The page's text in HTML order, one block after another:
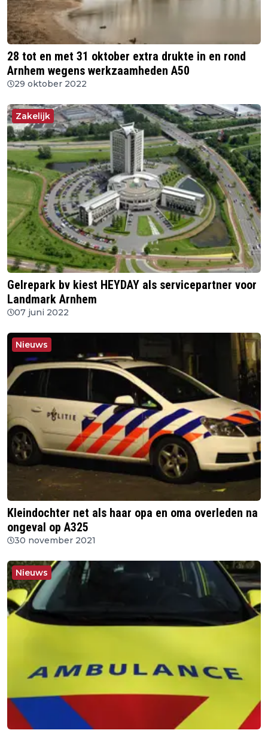
28 tot en met 31 oktober extra drukte in en rond
Arnhem wegens werkzaamheden A50
29 oktober 2022
Zakelijk
Gelrepark bv kiest HEYDAY als servicepartner voor
Landmark Arnhem
07 juni 2022
Nieuws
Kleindochter net als haar opa en oma overleden na
ongeval op A325
30 november 2021
Nieuws